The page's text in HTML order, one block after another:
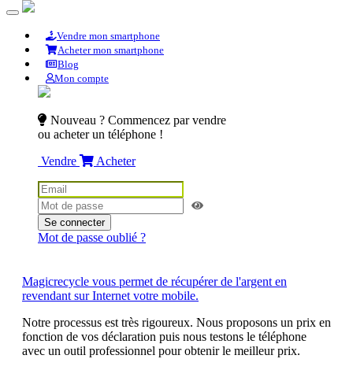
Vendre mon smartphone
Acheter mon smartphone
Blog
Mon compte
Nouveau ? Commencez par vendre
ou acheter un téléphone !
Vendre
Acheter
Se connecter
Mot de passe oublié ?
Magicrecycle vous permet de récupérer de l'argent en
revendant sur Internet votre mobile.
Notre processus est très rigoureux. Nous proposons un prix en
fonction de vos déclaration puis nous testons le téléphone
avec un outil professionnel pour obtenir le meilleur prix.